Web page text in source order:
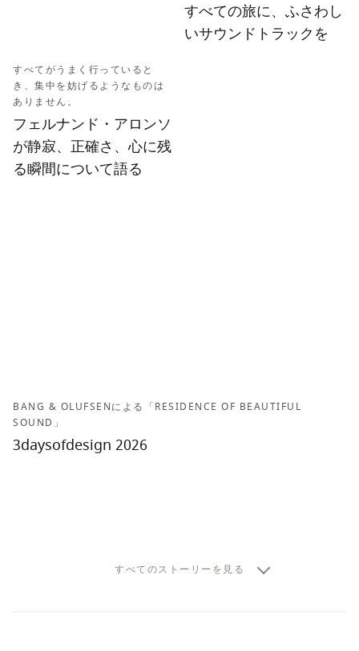
すべてがうまく行っていると
き、集中を妨げるようなものは
ありません。
フェルナンド・アロンソ
が静寂、正確さ、心に残
る瞬間について語る
すべての旅に、ふさわし
いサウンドトラックを
BANG & OLUFSENによる「RESIDENCE OF BEAUTIFUL
SOUND」
3daysofdesign 2026
すべてのストーリーを見る